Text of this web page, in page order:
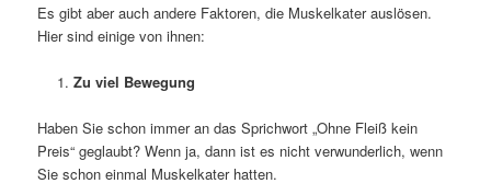
Es gibt aber auch andere Faktoren, die Muskelkater auslösen.
Hier sind einige von ihnen:
Zu viel Bewegung
Haben Sie schon immer an das Sprichwort „Ohne Fleiß kein
Preis“ geglaubt? Wenn ja, dann ist es nicht verwunderlich, wenn
Sie schon einmal Muskelkater hatten.